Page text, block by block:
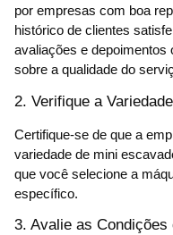
por empresas com boa
histórico de clientes
avaliações e depoimentos
sobre a qualidade do
2. Verifique a
Certifique-se de que a
variedade de mini
que você selecione a
específico.
3. Avalie as Condições